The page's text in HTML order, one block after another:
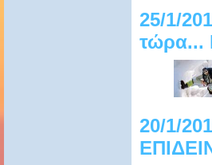
25/1/
τώρα...
20/1/